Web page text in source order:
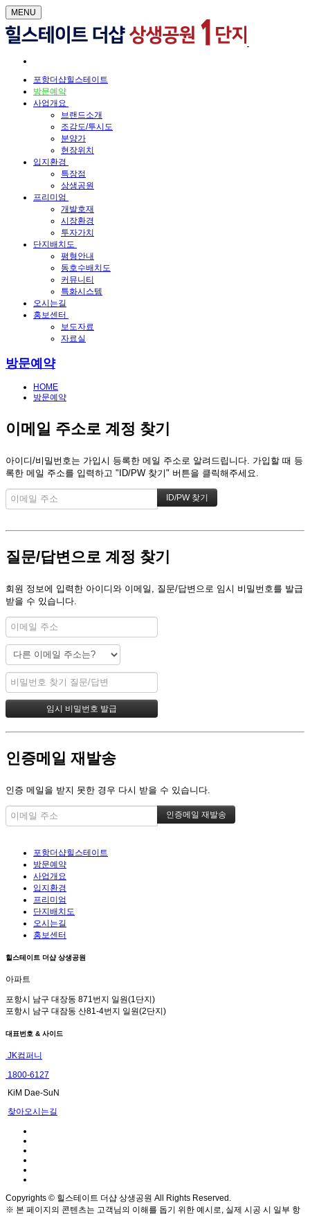
MENU
포항더샵힐스테이트
방문예약
사업개요
브랜드소개
조감도/투시도
분양가
현장위치
입지환경
특장점
상생공원
프리미엄
개발호재
시장환경
투자가치
단지배치도
평형안내
동호수배치도
커뮤니티
특화시스템
오시는길
홍보센터
보도자료
자료실
방문예약
HOME
방문예약
이메일 주소로 계정 찾기
아이디/비밀번호는 가입시 등록한 메일 주소로 알려드립니다. 가입할 때 등
록한 메일 주소를 입력하고 "ID/PW 찾기" 버튼을 클릭해주세요.
질문/답변으로 계정 찾기
회원 정보에 입력한 아이디와 이메일, 질문/답변으로 임시 비밀번호를 발급
받을 수 있습니다.
인증메일 재발송
인증 메일을 받지 못한 경우 다시 받을 수 있습니다.
포항더샵힐스테이트
방문예약
사업개요
입지환경
프리미엄
단지배치도
오시는길
홍보센터
힐스테이트 더샵 상생공원
아파트
포항시 남구 대장동 871번지 일원(1단지)
포항시 남구 대잠동 산81-4번지 일원(2단지)
대표번호 & 사이드
JK컴퍼니
1800-6127
KiM Dae-SuN
찾아오시는길
Copyrights © 힐스테이트 더샵 상생공원 All Rights Reserved.
※ 본 페이지의 콘텐츠는 고객님의 이해를 돕기 위한 예시로, 실제 시공 시 일부 항